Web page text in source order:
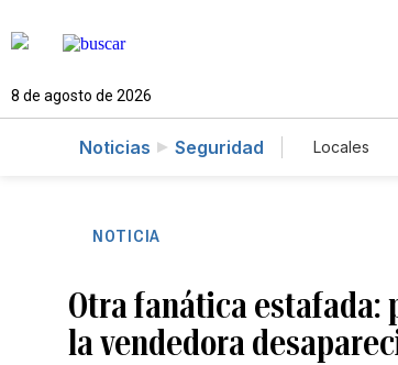
8 de agosto de 2026
Noticias Seguridad Locales
NOTICIA
Otra fanática estafada:
la vendedora